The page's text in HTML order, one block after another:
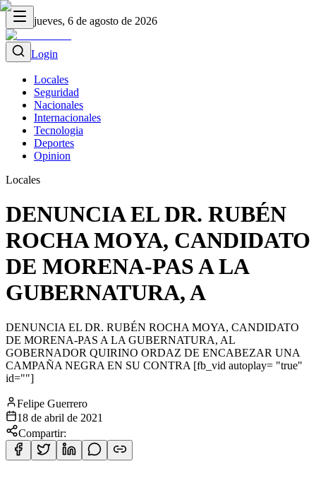
jueves, 6 de agosto de 2026
Login
Locales
Seguridad
Nacionales
Internacionales
Tecnologia
Deportes
Opinion
Locales
DENUNCIA EL DR. RUBÉN
ROCHA MOYA, CANDIDATO
DE MORENA-PAS A LA
GUBERNATURA, A
DENUNCIA EL DR. RUBÉN ROCHA MOYA, CANDIDATO
DE MORENA-PAS A LA GUBERNATURA, AL
GOBERNADOR QUIRINO ORDAZ DE ENCABEZAR UNA
CAMPAÑA NEGRA EN SU CONTRA [fb_vid autoplay= "true"
id=""]
Felipe Guerrero
18 de abril de 2021
Compartir: